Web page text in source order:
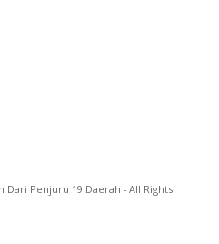
Dari Penjuru 19 Daerah - All Rights